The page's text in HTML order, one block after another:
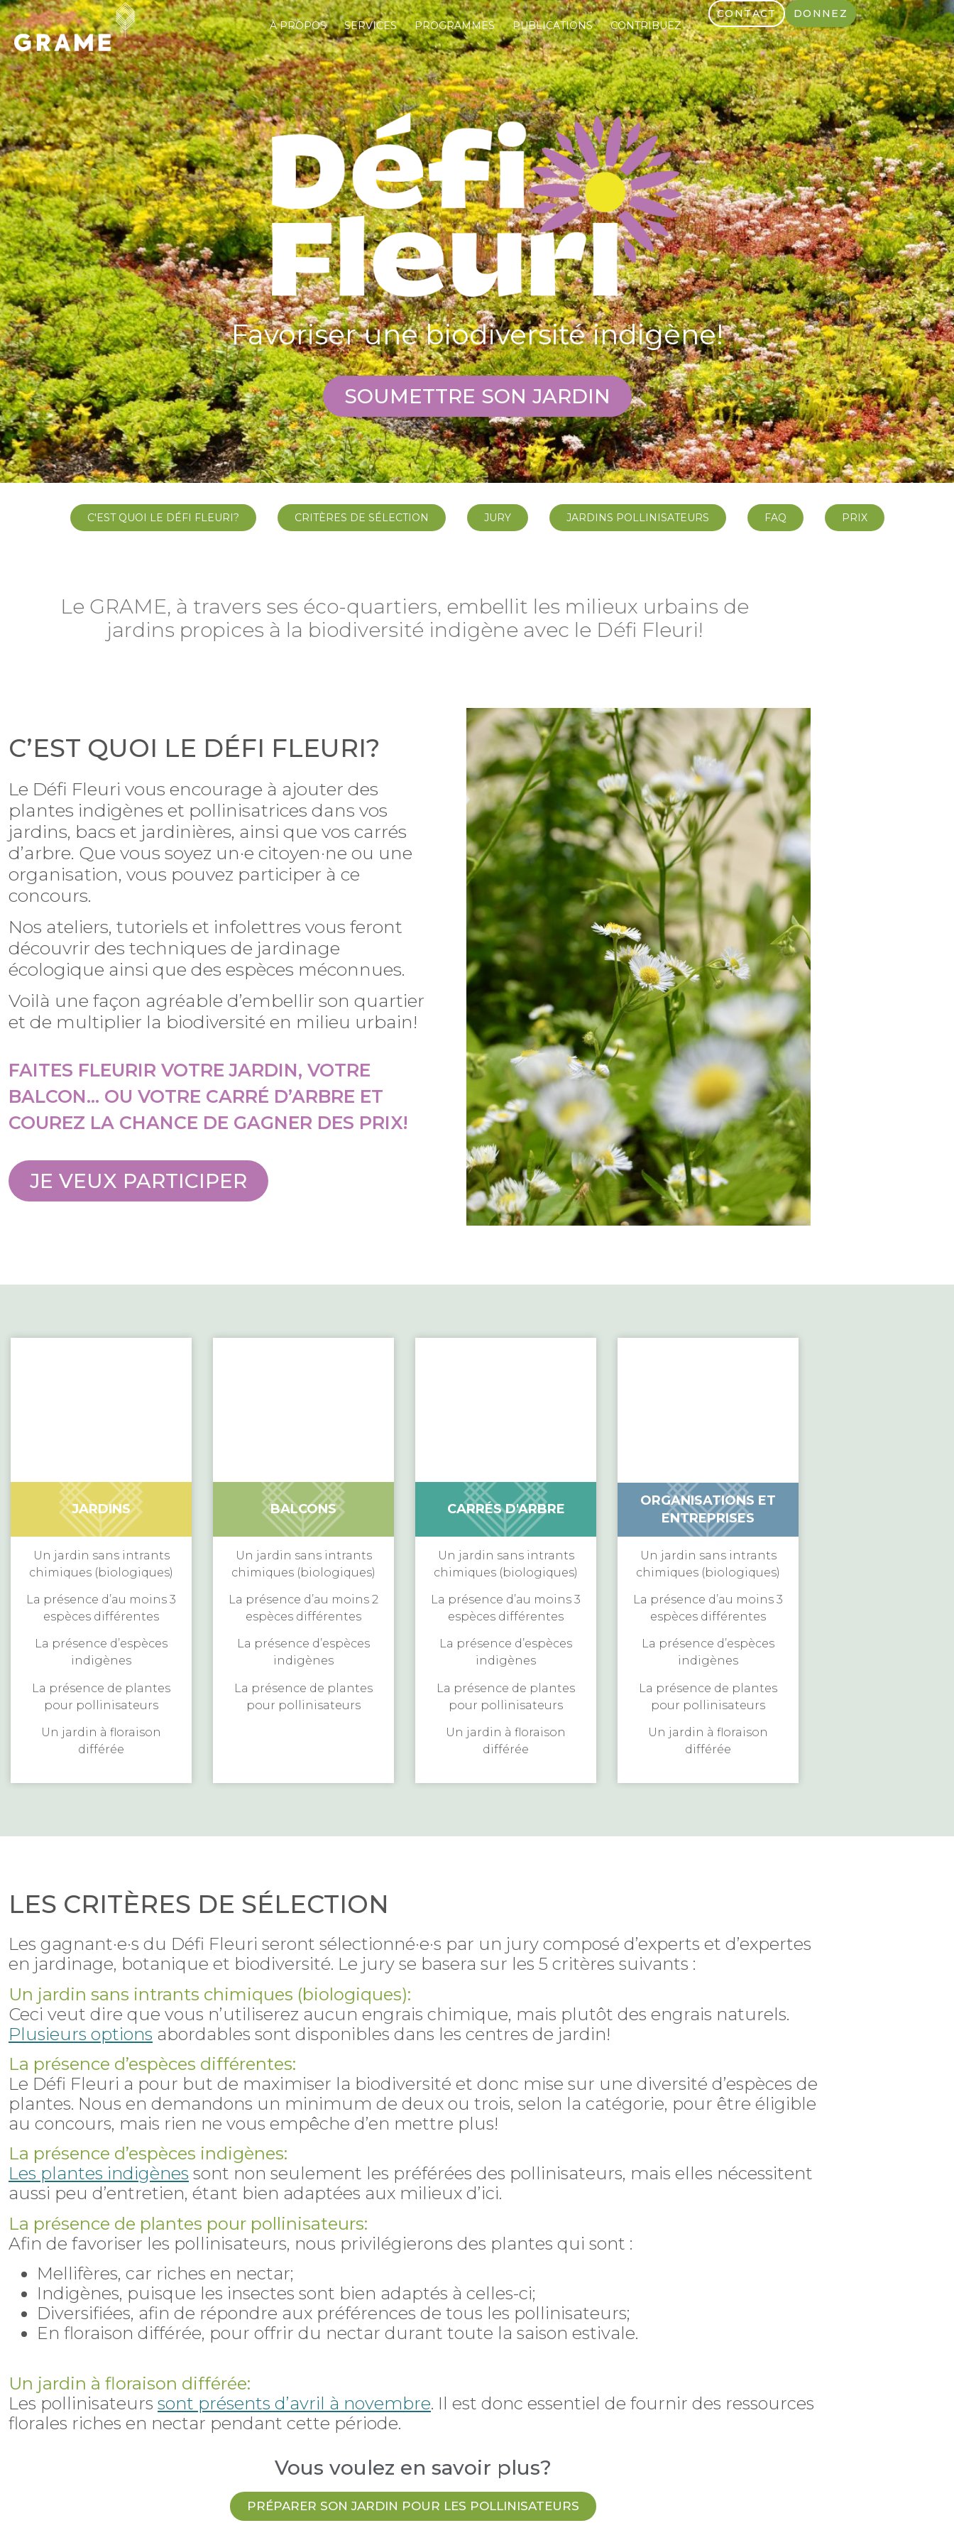
À PROPOS SERVICES PROGRAMMES PUBLICATIONS CONTRIBUEZ
CONTACT DONNEZ
Favoriser une biodiversité indigène!
SOUMETTRE SON JARDIN
C'EST QUOI LE DÉFI FLEURI? CRITÈRES DE SÉLECTION JURY JARDINS POLLINISATEURS FAQ PRIX
Le GRAME, à travers ses éco-quartiers, embellit les milieux urbains de
jardins propices à la biodiversité indigène avec le Défi Fleuri!
C’EST QUOI LE DÉFI FLEURI?
Le Défi Fleuri vous encourage à ajouter des
plantes indigènes et pollinisatrices dans vos
jardins, bacs et jardinières, ainsi que vos carrés
d’arbre. Que vous soyez un·e citoyen·ne ou une
organisation, vous pouvez participer à ce
concours.
Nos ateliers, tutoriels et infolettres vous feront
découvrir des techniques de jardinage
écologique ainsi que des espèces méconnues.
Voilà une façon agréable d’embellir son quartier
et de multiplier la biodiversité en milieu urbain!
FAITES FLEURIR VOTRE JARDIN, VOTRE
BALCON… OU VOTRE CARRÉ D’ARBRE ET
COUREZ LA CHANCE DE GAGNER DES PRIX!
JE VEUX PARTICIPER
JARDINS
Un jardin sans intrants
chimiques (biologiques)
La présence d’au moins 3
espèces différentes
La présence d’espèces
indigènes
La présence de plantes
pour pollinisateurs
Un jardin à floraison
différée
BALCONS
Un jardin sans intrants
chimiques (biologiques)
La présence d’au moins 2
espèces différentes
La présence d’espèces
indigènes
La présence de plantes
pour pollinisateurs
CARRÉS D'ARBRE
Un jardin sans intrants
chimiques (biologiques)
La présence d’au moins 3
espèces différentes
La présence d’espèces
indigènes
La présence de plantes
pour pollinisateurs
Un jardin à floraison
différée
ORGANISATIONS ET
ENTREPRISES
Un jardin sans intrants
chimiques (biologiques)
La présence d’au moins 3
espèces différentes
La présence d’espèces
indigènes
La présence de plantes
pour pollinisateurs
Un jardin à floraison
différée
LES CRITÈRES DE SÉLECTION
Les gagnant·e·s du Défi Fleuri seront sélectionné·e·s par un jury composé d’experts et d’expertes
en jardinage, botanique et biodiversité. Le jury se basera sur les 5 critères suivants :
Un jardin sans intrants chimiques (biologiques):
Ceci veut dire que vous n’utiliserez aucun engrais chimique, mais plutôt des engrais naturels.
Plusieurs options abordables sont disponibles dans les centres de jardin!
La présence d’espèces différentes:
Le Défi Fleuri a pour but de maximiser la biodiversité et donc mise sur une diversité d’espèces de
plantes. Nous en demandons un minimum de deux ou trois, selon la catégorie, pour être éligible
au concours, mais rien ne vous empêche d’en mettre plus!
La présence d’espèces indigènes:
Les plantes indigènes sont non seulement les préférées des pollinisateurs, mais elles nécessitent
aussi peu d’entretien, étant bien adaptées aux milieux d’ici.
La présence de plantes pour pollinisateurs:
Afin de favoriser les pollinisateurs, nous privilégierons des plantes qui sont :
Mellifères, car riches en nectar;
Indigènes, puisque les insectes sont bien adaptés à celles-ci;
Diversifiées, afin de répondre aux préférences de tous les pollinisateurs;
En floraison différée, pour offrir du nectar durant toute la saison estivale.
Un jardin à floraison différée:
Les pollinisateurs sont présents d’avril à novembre. Il est donc essentiel de fournir des ressources
florales riches en nectar pendant cette période.
Vous voulez en savoir plus?
PRÉPARER SON JARDIN POUR LES POLLINISATEURS